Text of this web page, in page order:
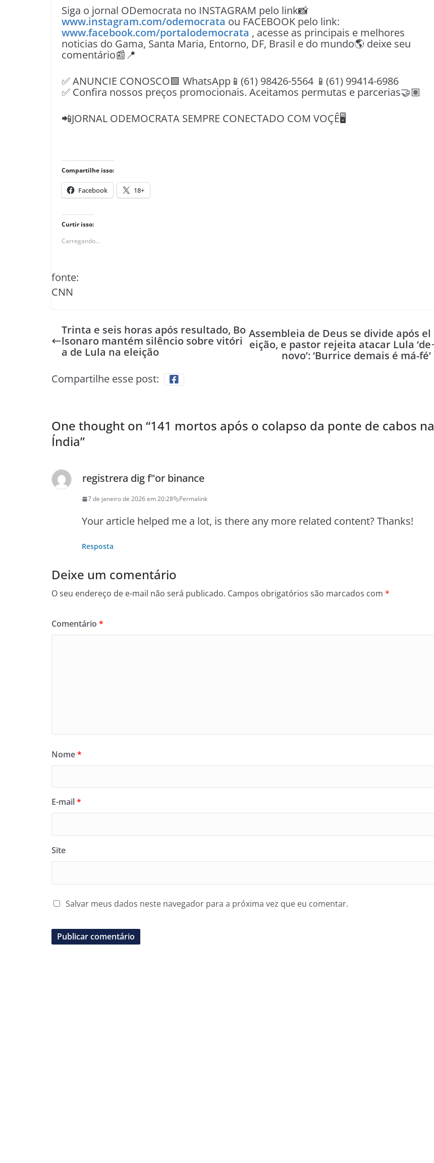
Siga o jornal ODemocrata no INSTAGRAM pelo link📸
www.instagram.com/odemocrata ou FACEBOOK pelo link:
www.facebook.com/portalodemocrata , acesse as principais e melhores
noticias do Gama, Santa Maria, Entorno, DF, Brasil e do mundo🌎 deixe seu
comentário📰📍
✅ ANUNCIE CONOSCO🟩 WhatsApp📱(61) 98426-5564 📱(61) 99414-6986
✅ Confira nossos preços promocionais. Aceitamos permutas e parcerias🤝🏽
📲JORNAL ODEMOCRATA SEMPRE CONECTADO COM VOÇÊ🖥️
Compartilhe isso:
Facebook 18+
Curtir isso:
Carregando...
fonte:
CNN
Trinta e seis horas após resultado, Bo
lsonaro mantém silêncio sobre vitóri
a de Lula na eleição
Assembleia de Deus se divide após el
eição, e pastor rejeita atacar Lula ‘de
novo’: ‘Burrice demais é má-fé’
Compartilhe esse post:
One thought on “141 mortos após o colapso da ponte de cabos na
Índia”
registrera dig f"or binance
7 de janeiro de 2026 em 20:28 Permalink
Your article helped me a lot, is there any more related content? Thanks!
Resposta
Deixe um comentário
O seu endereço de e-mail não será publicado. Campos obrigatórios são marcados com *
Comentário *
Nome*
E-mail*
Site
Salvar meus dados neste navegador para a próxima vez que eu comentar.